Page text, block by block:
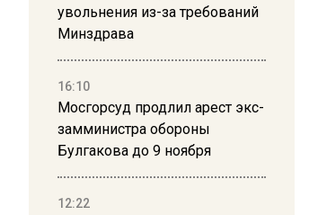
увольнения из-за требований
Минздрава
16:10
Мосгорсуд продлил арест экс-
замминистра обороны
Булгакова до 9 ноября
12:22